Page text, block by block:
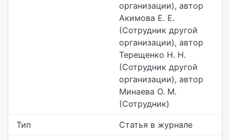
организации), автор
Акимова Е. Е.
(Сотрудник другой
организации), автор
Терещенко Н. Н.
(Сотрудник другой
организации), автор
Минаева О. М.
(Сотрудник)
Тип Статья в журнале